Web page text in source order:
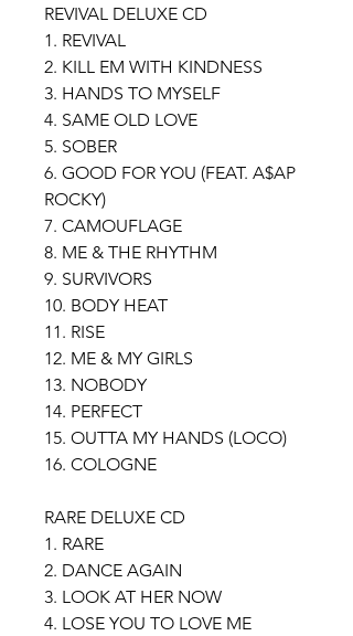
REVIVAL DELUXE CD
1. REVIVAL
2. KILL EM WITH KINDNESS
3. HANDS TO MYSELF
4. SAME OLD LOVE
5. SOBER
6. GOOD FOR YOU (FEAT. A$AP
ROCKY)
7. CAMOUFLAGE
8. ME & THE RHYTHM
9. SURVIVORS
10. BODY HEAT
11. RISE
12. ME & MY GIRLS
13. NOBODY
14. PERFECT
15. OUTTA MY HANDS (LOCO)
16. COLOGNE
RARE DELUXE CD
1. RARE
2. DANCE AGAIN
3. LOOK AT HER NOW
4. LOSE YOU TO LOVE ME